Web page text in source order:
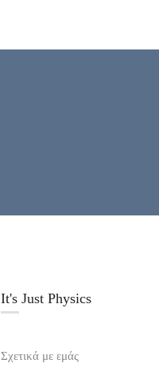
It's Just Physics
Σχετικά με εμάς